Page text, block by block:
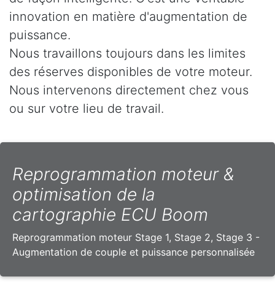
innovation en matière d'augmentation de
puissance.
Nous travaillons toujours dans les limites
des réserves disponibles de votre moteur.
Nous intervenons directement chez vous
ou sur votre lieu de travail.
Reprogrammation moteur &
optimisation de la
cartographie ECU Boom
Reprogrammation moteur Stage 1, Stage 2, Stage 3 -
Augmentation de couple et puissance personnalisée